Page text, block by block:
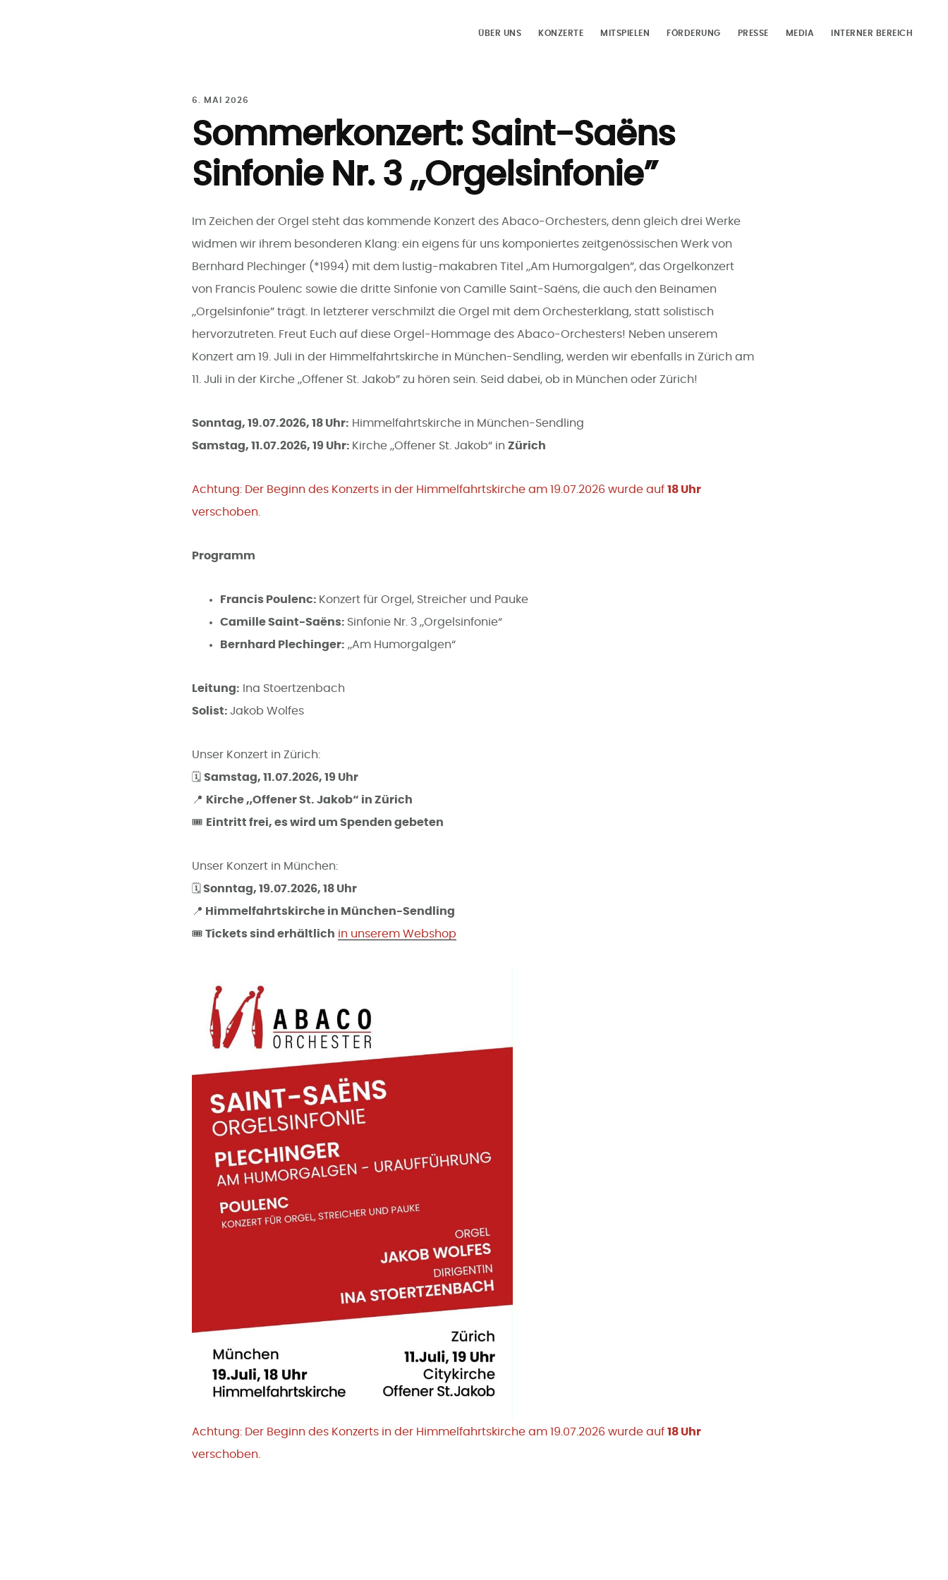
ÜBER UNS KONZERTE MITSPIELEN FÖRDERUNG PRESSE MEDIA INTERNER BEREICH
6. MAI 2026
Sommerkonzert: Saint-Saëns
Sinfonie Nr. 3 „Orgelsinfonie”
Im Zeichen der Orgel steht das kommende Konzert des Abaco-Orchesters, denn gleich drei Werke
widmen wir ihrem besonderen Klang: ein eigens für uns komponiertes zeitgenössischen Werk von
Bernhard Plechinger (*1994) mit dem lustig-makabren Titel „Am Humorgalgen”, das Orgelkonzert
von Francis Poulenc sowie die dritte Sinfonie von Camille Saint-Saëns, die auch den Beinamen
„Orgelsinfonie” trägt. In letzterer verschmilzt die Orgel mit dem Orchesterklang, statt solistisch
hervorzutreten. Freut Euch auf diese Orgel-Hommage des Abaco-Orchesters! Neben unserem
Konzert am 19. Juli in der Himmelfahrtskirche in München-Sendling, werden wir ebenfalls in Zürich am
11. Juli in der Kirche „Offener St. Jakob” zu hören sein. Seid dabei, ob in München oder Zürich!
Sonntag, 19.07.2026, 18 Uhr: Himmelfahrtskirche in München-Sendling
Samstag, 11.07.2026, 19 Uhr: Kirche „Offener St. Jakob“ in Zürich
Achtung: Der Beginn des Konzerts in der Himmelfahrtskirche am 19.07.2026 wurde auf 18 Uhr
verschoben.
Programm
Francis Poulenc: Konzert für Orgel, Streicher und Pauke
Camille Saint-Saëns: Sinfonie Nr. 3 „Orgelsinfonie“
Bernhard Plechinger: „Am Humorgalgen“
Leitung: Ina Stoertzenbach
Solist: Jakob Wolfes
Unser Konzert in Zürich:
🗓️ Samstag, 11.07.2026, 19 Uhr
📍 Kirche „Offener St. Jakob“ in Zürich
🎟️ Eintritt frei, es wird um Spenden gebeten
Unser Konzert in München:
🗓️ Sonntag, 19.07.2026, 18 Uhr
📍 Himmelfahrtskirche in München-Sendling
🎟 Tickets sind erhältlich in unserem Webshop
Achtung: Der Beginn des Konzerts in der Himmelfahrtskirche am 19.07.2026 wurde auf 18 Uhr
verschoben.